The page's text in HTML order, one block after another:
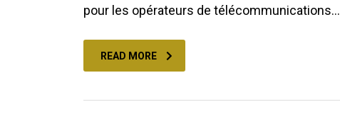
pour les opérateurs de télécommunications…
READ MORE